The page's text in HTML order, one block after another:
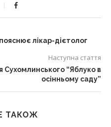
лікар-дієтолог
Наступна стаття
Сухомлинського “Яблуко в
осінньому саду”
ТАКОЖ